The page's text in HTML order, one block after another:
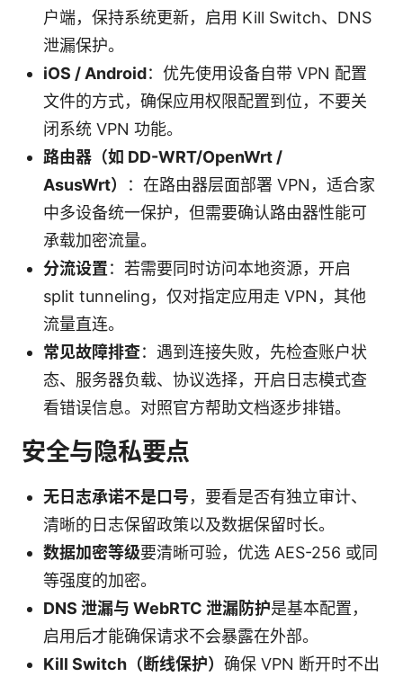
户端，保持系统更新，启用 Kill Switch、DNS
泄漏保护。
iOS / Android：优先使用设备自带 VPN 配置
文件的方式，确保应用权限配置到位，不要关
闭系统 VPN 功能。
路由器（如 DD-WRT/OpenWrt /
AsusWrt）
：在路由器层面部署 VPN，适合家
中多设备统一保护，但需要确认路由器性能可
承载加密流量。
分流设置：若需要同时访问本地资源，开启
split tunneling，仅对指定应用走 VPN，其他
流量直连。
常见故障排查：遇到连接失败，先检查账户状
态、服务器负载、协议选择，开启日志模式查
看错误信息。对照官方帮助文档逐步排错。
安全与隐私要点
无日志承诺不是口号，要看是否有独立审计、
清晰的日志保留政策以及数据保留时长。
数据加密等级要清晰可验，优选 AES-256 或同
等强度的加密。
DNS 泄漏与 WebRTC 泄漏防护是基本配置，
启用后才能确保请求不会暴露在外部。
Kill Switch（断线保护） 确保 VPN 断开时不出